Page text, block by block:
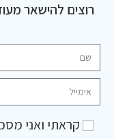
רוצים להישאר
קראתי ואני